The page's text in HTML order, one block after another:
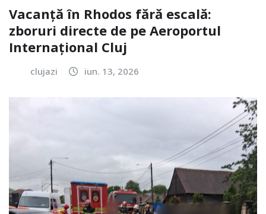
Vacanță în Rhodos fără escală:
zboruri directe de pe Aeroportul
Internațional Cluj
clujazi iun. 13, 2026